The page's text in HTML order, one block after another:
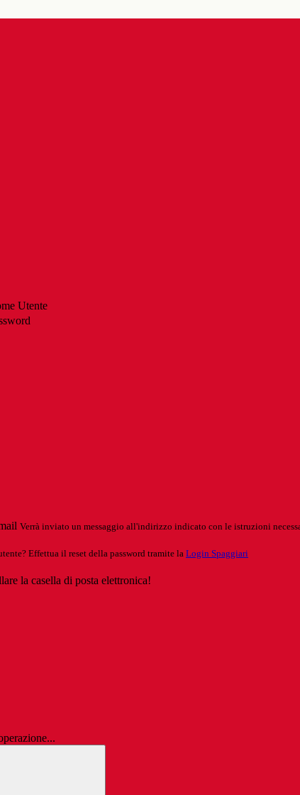
Utente
Verrà inviato un messaggio all'indirizzo indicato con le istruzioni
Effettua il reset della password tramite la Login Spaggiari
la casella di posta elettronica!